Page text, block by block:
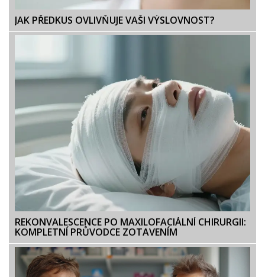
JAK PŘEDKUS OVLIVŇUJE VAŠI VÝSLOVNOST?
REKONVALESCENCE PO MAXILOFACIÁLNÍ CHIRURGII:
KOMPLETNÍ PRŮVODCE ZOTAVENÍM